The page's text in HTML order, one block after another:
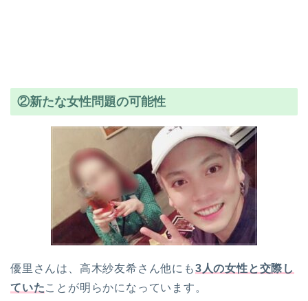
②新たな女性問題の可能性
優里さんは、高木紗友希さん他にも3人の女性と交際し
ていたことが明らかになっています。